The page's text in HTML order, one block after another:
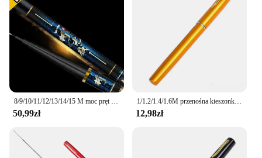
50,99zł
1/1.2/1.4/1.6M przenośna kieszonkowa teleskopowa mini wędka w kształcie długopisu składana wędka bez kołowrotka
12,98zł